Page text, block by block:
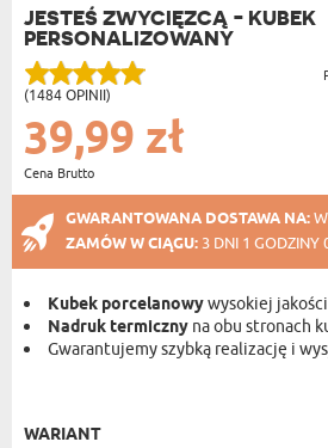
JESTEŚ ZWYCIĘZCĄ - KUBEK
PERSONALIZOWANY
(1484 OPINII)
39,99 zł
Cena Brutto
GWARANTOWANA DOSTAWA NA:
ZAMÓW W CIĄGU: 3 DNI 1 GODZINY
Kubek porcelanowywysokiej
Nadruk termiczny na obu stronach
Gwarantujemy szybką realizację i
WARIANT